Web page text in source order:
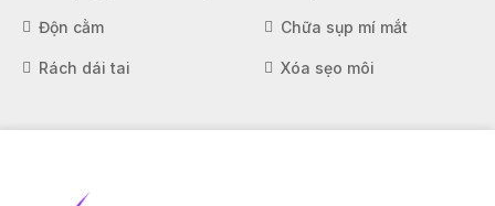
Độn cằm Chữa sụp mí mắt
Rách dái tai Xóa sẹo môi